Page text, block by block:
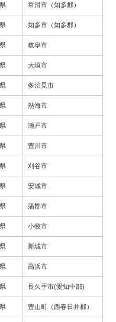
常滑市（知多郡）
知多市（知多郡）
岐阜市
大垣市
多治見市
熱海市
瀬戸市
豊川市
刈谷市
安城市
蒲郡市
小牧市
新城市
高浜市
長久手市(愛知中部)
豊山町（西春日井郡）